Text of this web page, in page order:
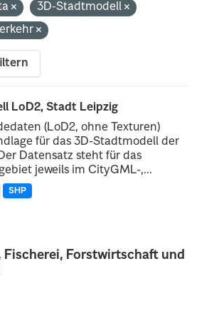
Forstwirtschaft und
3D-Stadtmodell
LoD2, Stadt Leipzig
(LoD2, ohne Texturen)
für das 3D-Stadtmodell der
Datensatz steht für das
jeweils im CityGML-,...
SHP